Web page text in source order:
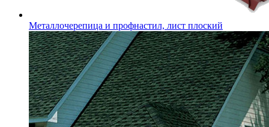
Металлочерепица и профнастил, лист плоский